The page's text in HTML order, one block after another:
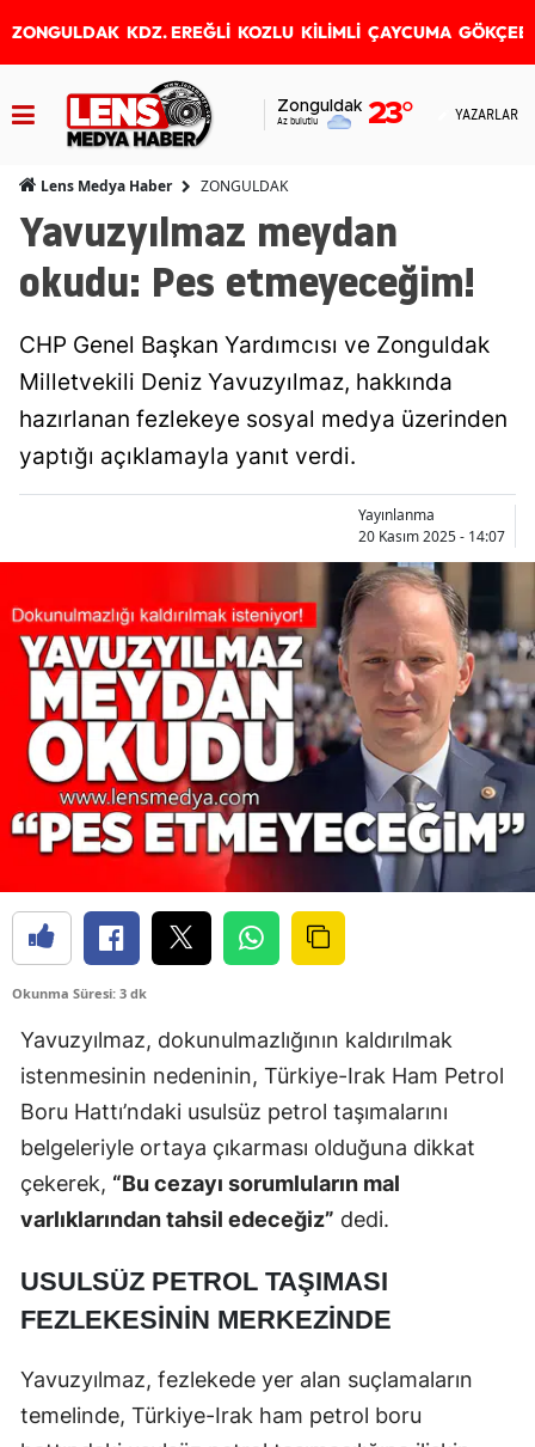
ZONGULDAK KDZ. EREĞLİ KOZLU KİLİMLİ ÇAYCUMA
Zonguldak
Az bulutlu 23° YAZARLAR
Lens Medya Haber ZONGULDAK
Yavuzyılmaz meydan
okudu: Pes etmeyeceğim!
CHP Genel Başkan Yardımcısı ve Zonguldak
Milletvekili Deniz Yavuzyılmaz, hakkında
hazırlanan fezlekeye sosyal medya üzerinden
yaptığı açıklamayla yanıt verdi.
Yayınlanma
20 Kasım 2025 - 14:07
Okunma Süresi: 3 dk
Yavuzyılmaz, dokunulmazlığının kaldırılmak
istenmesinin nedeninin, Türkiye-Irak Ham Petrol
Boru Hattı’ndaki usulsüz petrol taşımalarını
belgeleriyle ortaya çıkarması olduğuna dikkat
çekerek, “Bu cezayı sorumluların mal
varlıklarından tahsil edeceğiz” dedi.
USULSÜZ PETROL TAŞIMASI
FEZLEKESİNİN MERKEZİNDE
Yavuzyılmaz, fezlekede yer alan suçlamaların
temelinde, Türkiye-Irak ham petrol boru